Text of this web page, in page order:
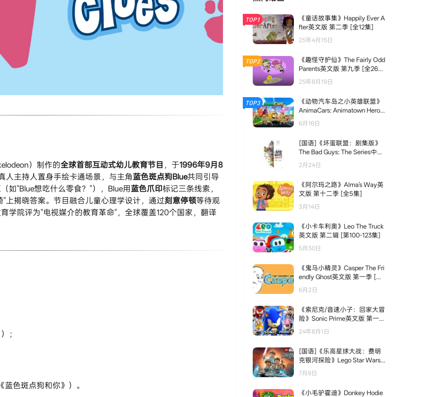
28. The Scavenger Hunt
29. Blue's School
30. Something To Do Blue
）制作的​​全球首部互动式幼儿教育节目​ ​，于​​1996年9月8
主持人置身手绘卡通场景，与主角​​蓝色斑点狗Blue​​共同引导
如"Blue想吃什么零食？"），Blue用​​蓝色爪印​​标记三条线索，
上揭晓答案。节目融合儿童心理学设计，通过​​刻意停顿​​等待观
学院评为"电视媒介的教育革命"，全球覆盖120个国家，翻译
；
色斑点狗和你》）。
TOP1
《童话故事集》Happily Ever A
fter英文版 第二季 [全12集]
25年4月15日
TOP2
《趣怪守护仙》The Fairly Odd
Parents英文版 第九季 [全26
集]
25年8月19日
TOP3
《动物汽车岛之小英雄联盟》
AnimaCars: Animatown Heroe
s英文版 第一季 [全11集]
6月16日
[国语]《坏蛋联盟：剧集版》
The Bad Guys: The Series中文
版 第一季 [全9集]
2月24日
《阿尔玛之路》Alma's Way英
文版 第十二季 [全5集]
3月14日
《小卡车利奥》Leo The Truck
英文版 第二辑 [第100-123集]
5月30日
《鬼马小精灵》Casper The Fri
endly Ghost英文版 第一季 [全
22集]
6月2日
《索尼克/音速小子：回家大冒
险》Sonic Prime英文版 第一季
[全8集]
24年8月1日
[国语]《乐高星球大战：费明
克银河探险》Lego Star Wars:
The Freemaker Adventures中
文版 第一季 [全13集]
7月9日
《小毛驴霍迪》Donkey Hodie